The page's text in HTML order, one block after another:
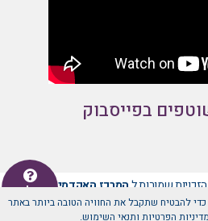
אתר זה משתמש בקובצי Cookies כדי להבטיח שתקבל את החוויה הטובה ביותר באתר
מדיניות הפרטיות ותנאי השימוש.
יש לכם
שאלה
בפייסבוק
המרכז האקדמי לב -